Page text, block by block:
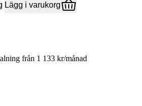
Lägg i varukorg
från 1 133 kr/månad